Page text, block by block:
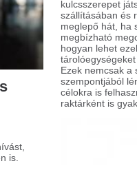
Mi teszi különlegessé
három az egyben
babakocsit?
Mikor kisbaba érkezik a családba, a
előtt komoly kihívás áll, hiszen
közlekedésük új alapokra helyezése
figyelmet igényel. Az egyik
nélkülözhetetlen eszköz ilyenkor a
amely éveken át szolgálja a családot.